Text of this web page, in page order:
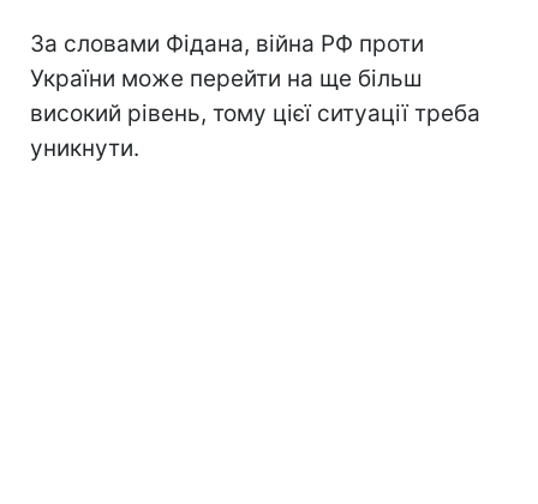
За словами Фідана, війна РФ проти
України може перейти на ще більш
високий рівень, тому цієї ситуації треба
уникнути.